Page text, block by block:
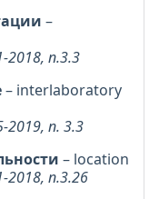
–
2018, п.3.3
– interlaboratory
2019, п. 3.3
– location
2018, п.3.26